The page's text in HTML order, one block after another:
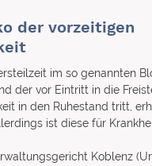
der vorzeitigen
im so genannten
der vor Eintritt in die
in den Ruhestand tritt,
ist diese für
Koblenz